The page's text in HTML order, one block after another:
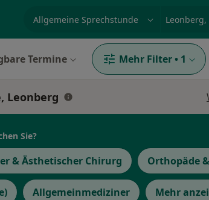
Termine Mehr Filter • 1
Leonberg
Sie?
& Ästhetischer Chirurg Orthopäde
Allgemeinmediziner Mehr